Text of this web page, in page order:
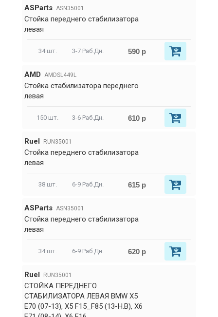
ASParts ASN35001
Стойка переднего стабилизатора
левая
34 шт. 3-7 Раб.Дн. 590 р
AMD AMDSL449L
Стойка стабилизатора переднего
левая
150 шт. 3-6 Раб.Дн. 610 р
RueI RUN35001
Стойка переднего стабилизатора
левая
38 шт. 6-9 Раб.Дн. 615 р
ASParts ASN35001
Стойка переднего стабилизатора
левая
34 шт. 6-9 Раб.Дн. 620 р
RueI RUN35001
СТОЙКА ПЕРЕДНЕГО
СТАБИЛИЗАТОРА ЛЕВАЯ BMW X5
E70 (07-13), X5 F15_F85 (13-Н.В), X6